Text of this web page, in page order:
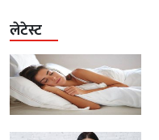
लेटेस्ट